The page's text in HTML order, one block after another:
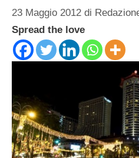
23 Maggio 2012 di
Spread the love